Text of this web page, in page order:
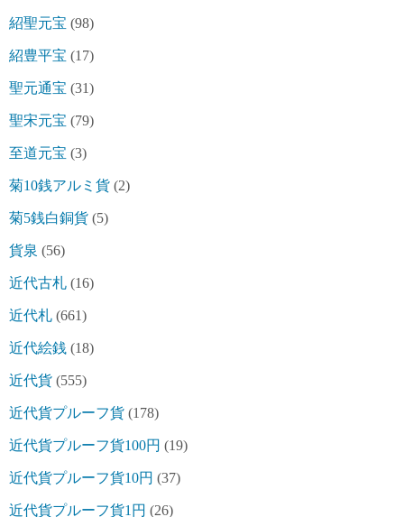
紹聖元宝 (98)
紹豊平宝 (17)
聖元通宝 (31)
聖宋元宝 (79)
至道元宝 (3)
菊10銭アルミ貨 (2)
菊5銭白銅貨 (5)
貨泉 (56)
近代古札 (16)
近代札 (661)
近代絵銭 (18)
近代貨 (555)
近代貨プルーフ貨 (178)
近代貨プルーフ貨100円 (19)
近代貨プルーフ貨10円 (37)
近代貨プルーフ貨1円 (26)